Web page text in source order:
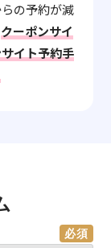
の予約が減
クーポンサイ
イト予約手